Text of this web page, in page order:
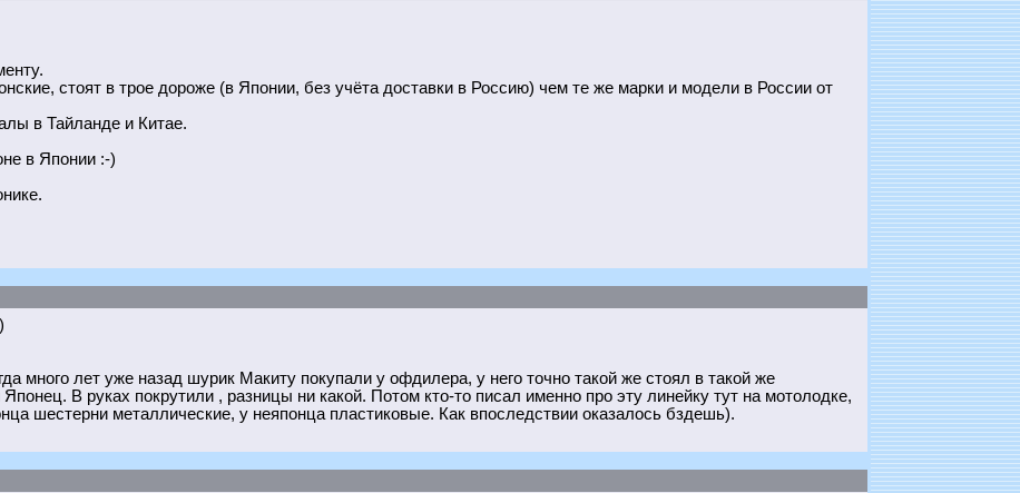
стоят в трое дороже (в Японии, без учёта доставки в Россию) чем те же марки и модели в России от
в Тайланде и Китае.
в Японии :-)
много лет уже назад шурик Макиту покупали у офдилера, у него точно такой же стоял в такой же
В руках покрутили , разницы ни какой. Потом кто-то писал именно про эту линейку тут на мотолодке,
шестерни металлические, у неяпонца пластиковые. Как впоследствии оказалось бздешь).